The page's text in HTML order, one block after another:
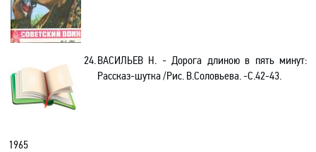
24.ВАСИЛЬЕВ Н. - Дорога длиною в пять минут:
Рассказ-шутка /Рис. В.Соловьева. -C.42-43.
1965